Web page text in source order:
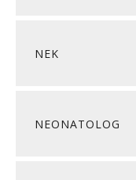
NEK
NEONATOLOG